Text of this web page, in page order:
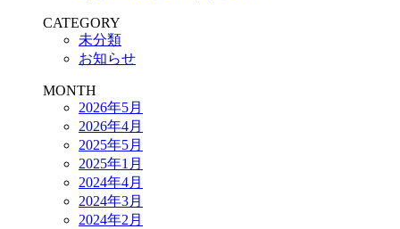
CATEGORY
未分類
お知らせ
MONTH
2026年5月
2026年4月
2025年5月
2025年1月
2024年4月
2024年3月
2024年2月